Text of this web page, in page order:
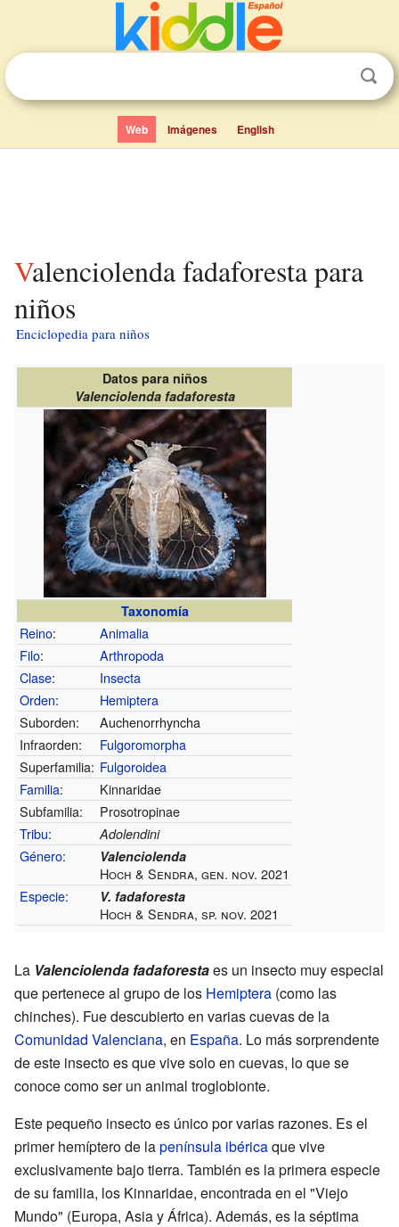
Web Imágenes English
Valenciolenda fadaforesta para
niños
Enciclopedia para niños
Datos para niños
Valenciolenda fadaforesta
Taxonomía
Reino:
Animalia
Filo:
Arthropoda
Clase:
Insecta
Orden:
Hemiptera
Suborden:
Auchenorrhyncha
Infraorden:
Fulgoromorpha
Superfamilia: Fulgoroidea
Familia:
Kinnaridae
Subfamilia:
Prosotropinae
Tribu: Adolendini
Género: Valenciolenda
Hoch & Sendra, gen. nov. 2021
Especie: V. fadaforesta
Hoch & Sendra, sp. nov. 2021
La Valenciolenda fadaforestaes un insecto muy especial
que pertenece al grupo de los Hemiptera (como las
chinches). Fue descubierto en varias cuevas de la
Comunidad Valenciana, en España. Lo más sorprendente
de este insecto es que vive solo en cuevas, lo que se
conoce como ser un animal troglobionte.
Este pequeño insecto es único por varias razones. Es el
primer hemíptero de lapenínsula ibéricaque vive
exclusivamente bajo tierra. También es la primera especie
de su familia, los Kinnaridae, encontrada en el "Viejo
Mundo" (Europa, Asia y África). Además, es la séptima